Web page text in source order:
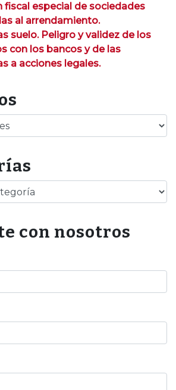
fiscal especial de sociedades
al arrendamiento.
suelo. Peligro y validez de los
con los bancos y de las
a acciones legales.
con nosotros